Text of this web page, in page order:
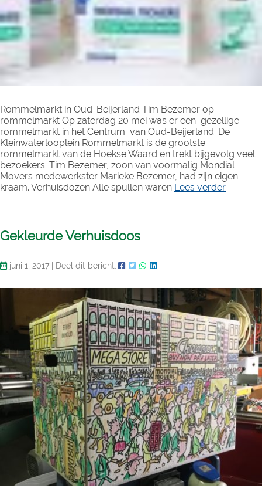
Rommelmarkt in Oud-Beijerland Tim Bezemer op
rommelmarkt Op zaterdag 20 mei was er een gezellige
rommelmarkt in het Centrum van Oud-Beijerland. De
Kleinwaterlooplein Rommelmarkt is de grootste
rommelmarkt van de Hoekse Waard en trekt bijgevolg veel
bezoekers. Tim Bezemer, zoon van voormalig Mondial
Movers medewerkster Marieke Bezemer, had zijn eigen
kraam. Verhuisdozen Alle spullen waren Lees verder
Gekleurde Verhuisdoos
juni 1, 2017 Deel dit bericht: